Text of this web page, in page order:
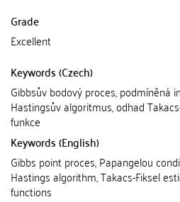
Grade
Excellent
Keywords (Czech)
Gibbsův bodový proces, podmíněná
Hastingsův algoritmus, odhad
funkce
Keywords (English)
Gibbs point proces, Papangelou
Hastings algorithm, Takacs-Fiksel
functions